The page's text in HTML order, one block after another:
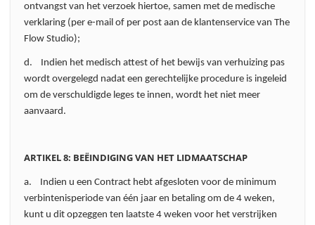
ontvangst van het verzoek hiertoe, samen met de medische
verklaring (per e-mail of per post aan de klantenservice van The
Flow Studio);
d. Indien het medisch attest of het bewijs van verhuizing pas
wordt overgelegd nadat een gerechtelijke procedure is ingeleid
om de verschuldigde leges te innen, wordt het niet meer
aanvaard.
ARTIKEL 8: BEËINDIGING VAN HET LIDMAATSCHAP
a. Indien u een Contract hebt afgesloten voor de minimum
verbintenisperiode van één jaar en betaling om de 4 weken,
kunt u dit opzeggen ten laatste 4 weken voor het verstrijken